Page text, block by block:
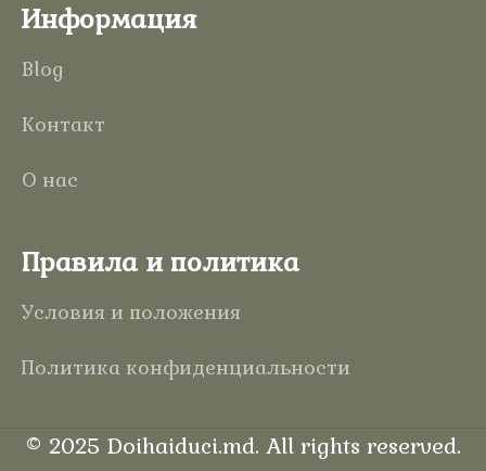
Информация
Blog
Контакт
О нас
Правила и политика
Условия и положения
Политика конфиденциальности
© 2025 Doihaiduci.md. All rights reserved.